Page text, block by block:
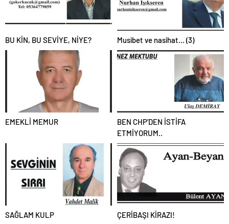
BU KİN, BU SEVİYE, NİYE? Musibet ve nasihat… (3)
EMEKLİ MEMUR
BEN CHP’DEN İSTİFA
ETMİYORUM..
SAĞLAM KULP ÇERİBAŞI KİRAZI!